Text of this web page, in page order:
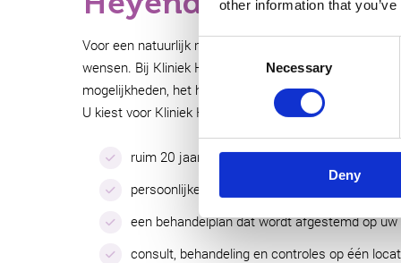
other information that
Consent
Selection
Necessary
Deny
Voor een natuurlijk resultaat is het belangrijk dat
wensen. Bij Kliniek Heyendael bespreekt u uw
mogelijkheden, het herstel en het te verwachten
U kiest voor Kliniek Heyendael vanwege:
ruim 20 jaar ervaring met borstchirurgie
persoonlijke begeleiding door de plastisch
een behandelplan dat wordt afgestemd op
consult, behandeling en controles op één